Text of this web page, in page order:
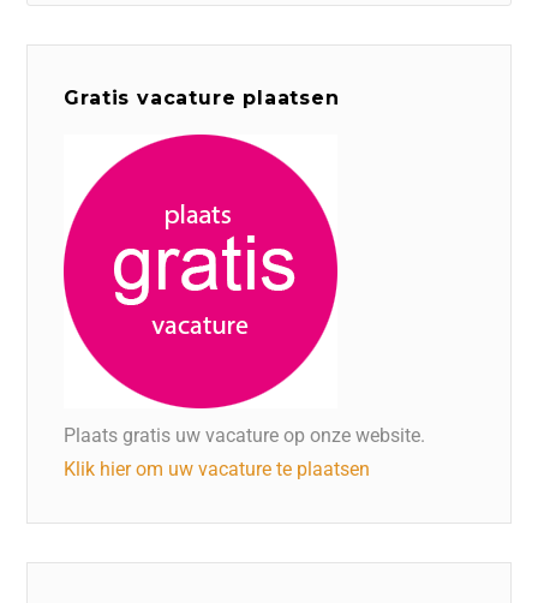
Gratis vacature plaatsen
Plaats gratis uw vacature op onze website.
Klik hier om uw vacature te plaatsen